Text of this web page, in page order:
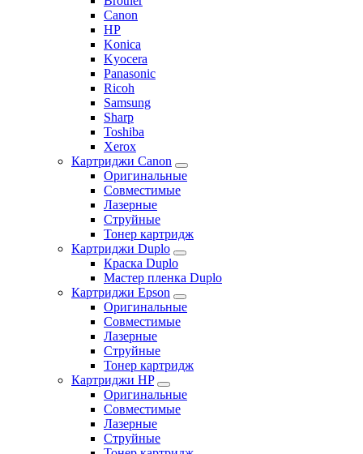
Canon
HP
Konica
Kyocera
Panasonic
Ricoh
Samsung
Sharp
Toshiba
Xerox
Картриджи Canon
Оригинальные
Совместимые
Лазерные
Струйные
Тонер картридж
Картриджи Duplo
Краска Duplo
Мастер пленка Duplo
Картриджи Epson
Оригинальные
Совместимые
Лазерные
Струйные
Тонер картридж
Картриджи HP
Оригинальные
Совместимые
Лазерные
Струйные